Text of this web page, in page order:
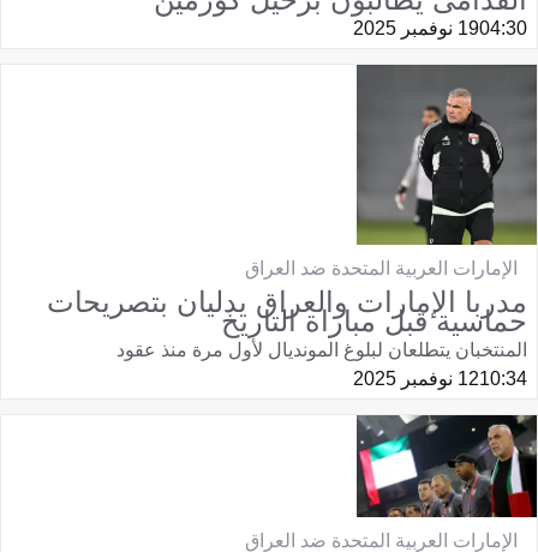
04:3019 نوفمبر 2025
الإمارات العربية المتحدة ضد العراق
مدربا الإمارات والعراق يدليان بتصريحات
حماسية قبل مباراة التاريخ
المنتخبان يتطلعان لبلوغ المونديال لأول مرة منذ عقود
10:3412 نوفمبر 2025
الإمارات العربية المتحدة ضد العراق